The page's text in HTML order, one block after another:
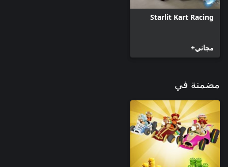
Starlit Kart Racing
مجاني+
مضمنة في